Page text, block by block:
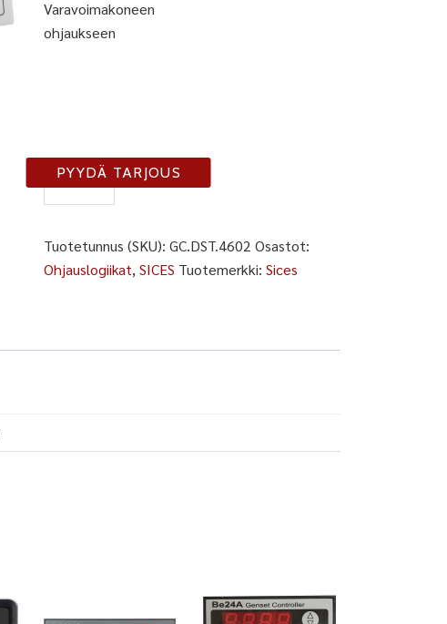
Varavoimakoneen
ohjaukseen
DST-
4602
PYYDÄ TARJOUS
Tuotetunnus (SKU): GC.DST.4602 Osastot:
Ohjauslogiikat, SICES Tuotemerkki: Sices